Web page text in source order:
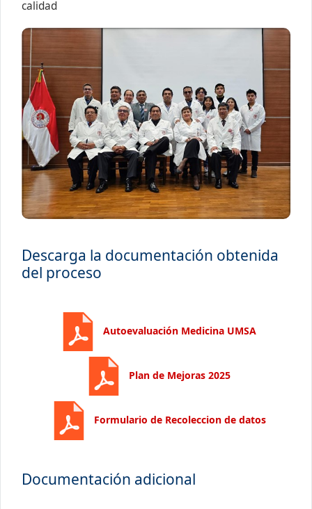
calidad
Descarga la documentación obtenida
del proceso
Autoevaluación Medicina UMSA
Plan de Mejoras 2025
Formulario de Recoleccion de datos
Documentación adicional